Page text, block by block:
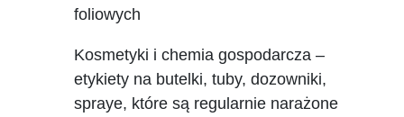
foliowych
Kosmetyki i chemia gospodarcza –
etykiety na butelki, tuby, dozowniki,
spraye, które są regularnie narażone